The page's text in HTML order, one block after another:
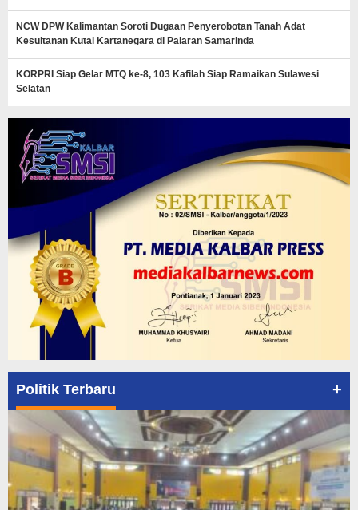
NCW DPW Kalimantan Soroti Dugaan Penyerobotan Tanah Adat
Kesultanan Kutai Kartanegara di Palaran Samarinda
KORPRI Siap Gelar MTQ ke-8, 103 Kafilah Siap Ramaikan Sulawesi
Selatan
Politik Terbaru +